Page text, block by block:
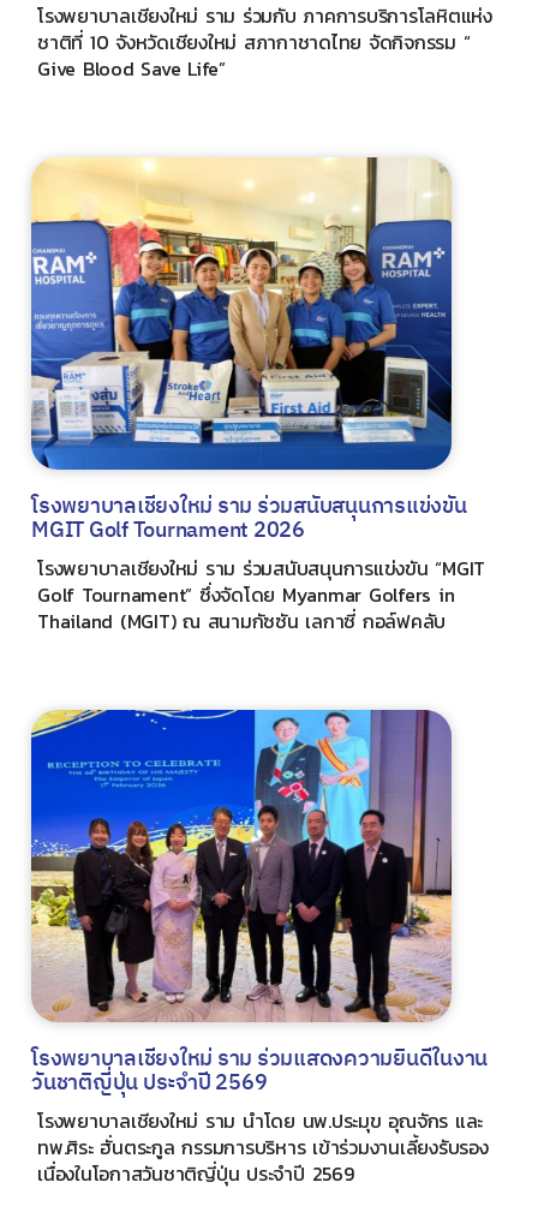
โรงพยาบาลเชียงใหม่ ราม ร่วมกับ ภาคการบริการโลหิตแห่ง
ชาติที่ 10 จังหวัดเชียงใหม่ สภากาชาดไทย จัดกิจกรรม “
Give Blood Save Life”
โรงพยาบาลเชียงใหม่ ราม ร่วมสนับสนุนการแข่งขัน
MGIT Golf Tournament 2026
โรงพยาบาลเชียงใหม่ ราม ร่วมสนับสนุนการแข่งขัน “MGIT
Golf Tournament” ซึ่งจัดโดย Myanmar Golfers in
Thailand (MGIT) ณ สนามกัซซัน เลกาซี่ กอล์ฟคลับ
โรงพยาบาลเชียงใหม่ ราม ร่วมแสดงความยินดีในงาน
วันชาติญี่ปุ่น ประจำปี 2569
โรงพยาบาลเชียงใหม่ ราม นำโดย นพ.ประมุข อุณจักร และ
ทพ.ศิระ ฮั่นตระกูล กรรมการบริหาร เข้าร่วมงานเลี้ยงรับรอง
เนื่องในโอกาสวันชาติญี่ปุ่น ประจำปี 2569